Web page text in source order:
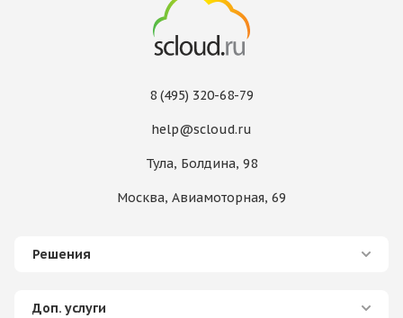
8 (495) 320-68-79
help@scloud.ru
Тула, Болдина, 98
Москва, Авиамоторная, 69
Решения
Доп. услуги